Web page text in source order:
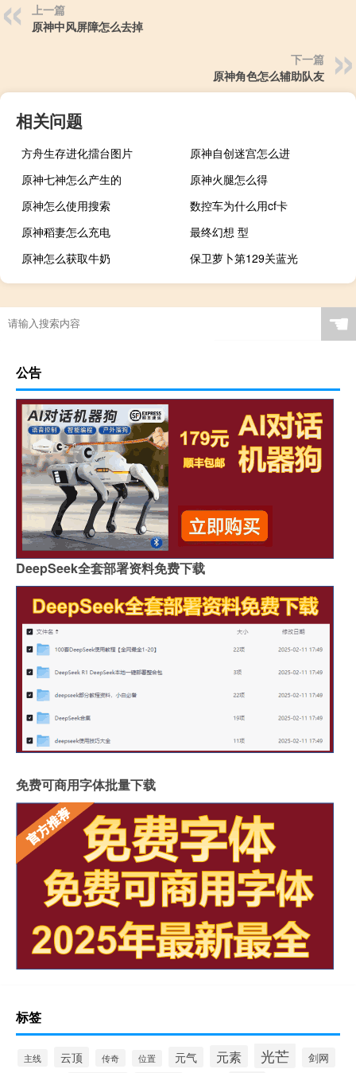
上一篇
原神中风屏障怎么去掉
下一篇
原神角色怎么辅助队友
相关问题
方舟生存进化擂台图片
原神自创迷宫怎么进
原神七神怎么产生的
原神火腿怎么得
原神怎么使用搜索
数控车为什么用cf卡
原神稻妻怎么充电
最终幻想 型
原神怎么获取牛奶
保卫萝卜第129关蓝光
☚
公告
DeepSeek全套部署资料免费下载
免费可商用字体批量下载
标签
主线 云顶 传奇 位置 元气 元素 光芒 剑网